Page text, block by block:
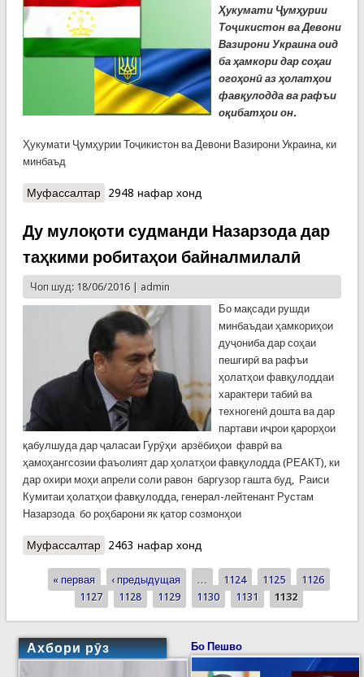
Ҳукумати Ҷумҳурии
Тоҷикистон ва Девони
Вазирони Украина оид
ба ҳамкори дар соҳаи
огоҳонӣ аз ҳолатҳои
фавқулодда ва рафъи
оқибатҳои он.
Ҳукумати Ҷумҳурии Тоҷикистон ва Девони Вазирони Украина, ки
минбаъд
Муфассалтаро Созишномаи ҳамкории Тоҷикистон ва Украина
2948 нафар хонд
Ду мулоқоти судманди Назарзода дар
таҳкими робитаҳои байналмилалӣ
Чоп шуд: 18/06/2016 | admin
Бо мақсади рушди
минбаъдаи ҳамкориҳои
дуҷониба дар соҳаи
пешгирӣ ва рафъи
ҳолатҳои фавқулоддаи
характери табиӣ ва
техногенӣ дошта ва дар
партави иҷрои қарорҳои
қабулшуда дар ҷаласаи Гурӯҳи арзёбиҳои фаврӣ ва
ҳамоҳангсозии фаъолият дар ҳолатҳои фавқулодда (РЕАКТ), ки
дар охири моҳи апрели соли равон баргузор гашта буд, Раиси
Кумитаи ҳолатҳои фавқулодда, генерал-лейтенант Рустам
Назарзода бо роҳбарони як қатор созмонҳои
Муфассалтаро Ду мулоқоти судманди Назарзода дар таҳкими
2463 нафар хонд
Страницы
« первая ‹ предыдущая … 1124 1125
1126
1127
1128 1129 1130 1131 1132
Ахбори рӯз Бо Пешво